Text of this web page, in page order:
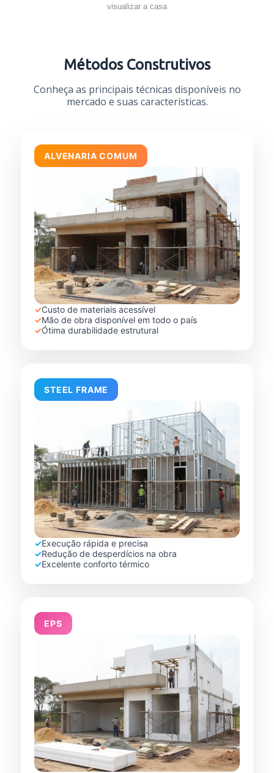
visualizar a casa
Métodos Construtivos
Conheça as principais técnicas disponíveis no
mercado e suas características.
ALVENARIA COMUM
✓Custo de materiais acessível
✓Mão de obra disponível em todo o país
✓Ótima durabilidade estrutural
STEEL FRAME
✓Execução rápida e precisa
✓Redução de desperdícios na obra
✓Excelente conforto térmico
EPS